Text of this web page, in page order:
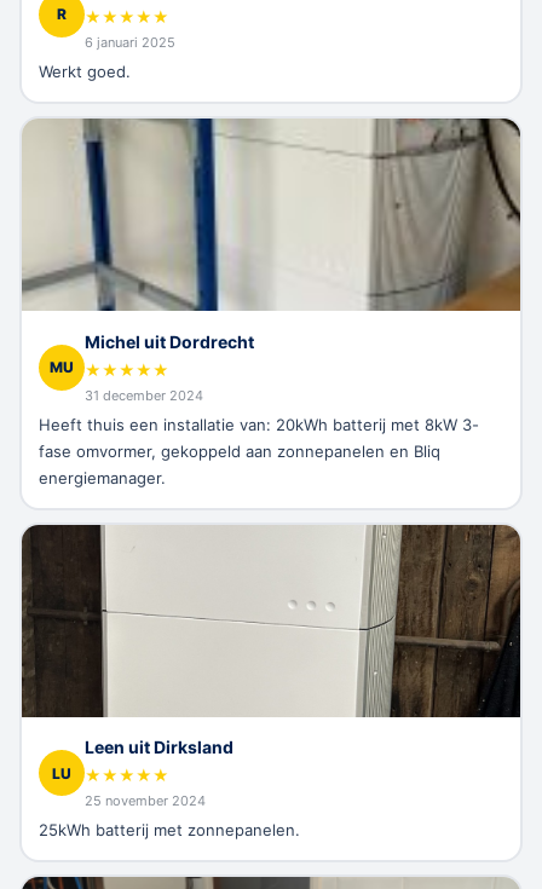
R ★★★★★
6 januari 2025
Werkt goed.
MU
Michel uit Dordrecht
★★★★★
31 december 2024
Heeft thuis een installatie van: 20kWh batterij met 8kW 3-
fase omvormer, gekoppeld aan zonnepanelen en Bliq
energiemanager.
LU
Leen uit Dirksland
★★★★★
25 november 2024
25kWh batterij met zonnepanelen.